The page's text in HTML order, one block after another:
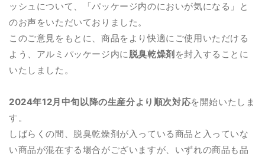
ッシュについて、「パッケージ内のにおいが気になる」と
のお声をいただいておりました。
このご意見をもとに、商品をより快適にご使用いただける
よう、アルミパッケージ内に脱臭乾燥剤 を封入することに
いたしました。
2024年12月中旬以降の生産分より順次対応を開始いたしま
す。
しばらくの間、脱臭乾燥剤が入っている商品と入っていな
い商品が混在する場合がございますが、いずれの商品も品